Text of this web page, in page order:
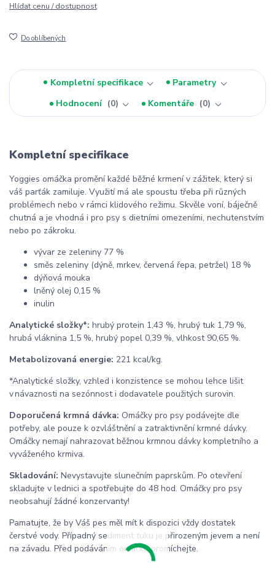
Hlídat cenu / dostupnost
Do oblíbených
Kompletní specifikace
Parametry
Hodnocení
0 Komentáře 0
Kompletní specifikace
Yoggies omáčka promění každé běžné krmení v zážitek, který si
váš parťák zamiluje. Využití má ale spoustu třeba při různých
problémech nebo v rámci klidového režimu. Skvěle voní, báječně
chutná a je vhodná i pro psy s dietními omezeními, nechutenstvím
nebo po zákroku.
vývar ze zeleniny 77 %
směs zeleniny (dýně, mrkev, červená řepa, petržel) 18 %
dýňová mouka
lněný olej 0,15 %
inulin
Analytické složky*: hrubý protein 1,43 %, hrubý tuk 1,79 %,
hrubá vláknina 1,5 %, hrubý popel 0,39 %, vlhkost 90,65 %.
Metabolizovaná energie: 221 kcal/kg.
*Analytické složky, vzhled i konzistence se mohou lehce lišit
v návaznosti na sezónnost i dodavatele použitých surovin.
Doporučená krmná dávka: Omáčky pro psy podávejte dle
potřeby, ale pouze k ozvláštnění a zatraktivnění krmné dávky.
Omáčky nemají nahrazovat běžnou krmnou dávky kompletního a
vyváženého krmiva.
Skladování: Nevystavujte slunečním paprskům. Po otevření
skladujte v lednici a spotřebujte do 48 hod. Omáčky pro psy
neobsahují žádné konzervanty!
Pamatujte, že by Váš pes měl mít k dispozici vždy dostatek
čerstvé vody. Případný sediment tuku je přirozeným jevem a není
na závadu. Před podáváním omáčku promíchejte.